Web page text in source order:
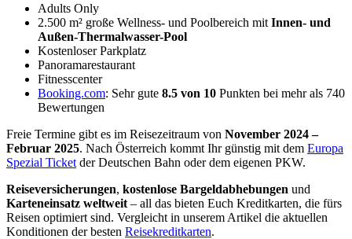
Adults Only
2.500 m² große Wellness- und Poolbereich mit Innen- und
Außen-Thermalwasser-Pool
Kostenloser Parkplatz
Panoramarestaurant
Fitnesscenter
Booking.com: Sehr gute 8.5 von 10 Punkten bei mehr als 740
Bewertungen
Freie Termine gibt es im Reisezeitraum von November 2024 –
Februar 2025. Nach Österreich kommt Ihr günstig mit dem Europa
Spezial Ticket der Deutschen Bahn oder dem eigenen PKW.
Reiseversicherungen, kostenlose Bargeldabhebungen und
Karteneinsatz weltweit – all das bieten Euch Kreditkarten, die fürs
Reisen optimiert sind. Vergleicht in unserem Artikel die aktuellen
Konditionen der besten Reisekreditkarten.